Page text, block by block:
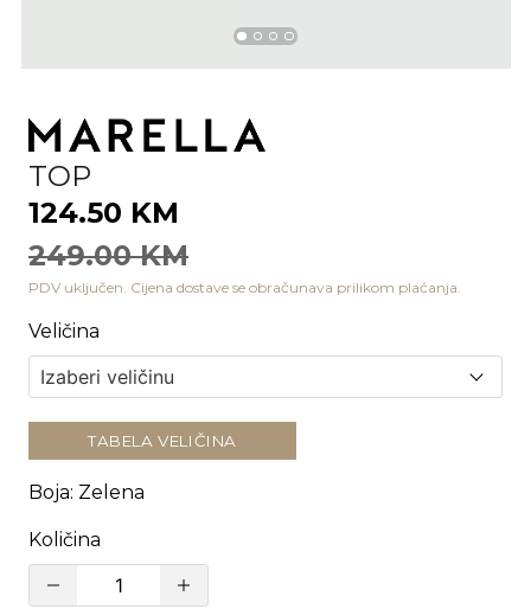
TOP
124.50 KM
249.00 KM
PDV uključen. Cijena dostave se obračunava prilikom plaćanja.
Veličina
TABELA VELIČINA
Boja: Zelena
Količina